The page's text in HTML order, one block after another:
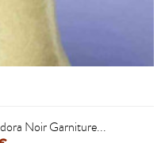
Noir Garniture...